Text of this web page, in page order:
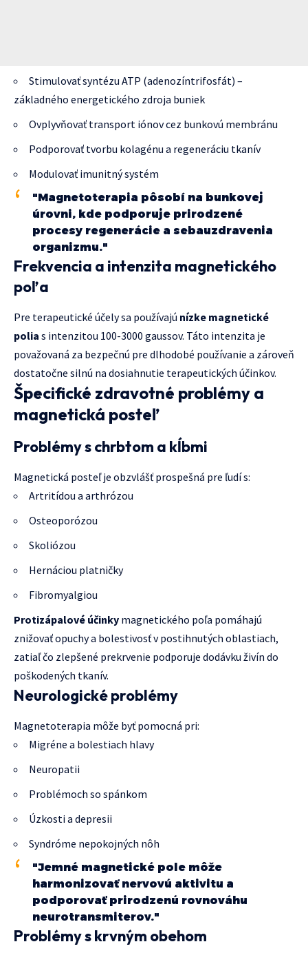
Stimulovať syntézu ATP (adenozíntrifosfát) –
základného energetického zdroja buniek
Ovplyvňovať transport iónov cez bunkovú membránu
Podporovať tvorbu kolagénu a regeneráciu tkanív
Modulovať imunitný systém
"Magnetoterapia pôsobí na bunkovej
úrovni, kde podporuje prirodzené
procesy regenerácie a sebauzdravenia
organizmu."
Frekvencia a intenzita magnetického
poľa
Pre terapeutické účely sa používajú nízke magnetické
polia s intenzitou 100-3000 gaussov. Táto intenzita je
považovaná za bezpečnú pre dlhodobé používanie a zároveň
dostatočne silnú na dosiahnutie terapeutických účinkov.
Špecifické zdravotné problémy a
magnetická posteľ
Problémy s chrbtom a kĺbmi
Magnetická posteľ je obzvlášť prospešná pre ľudí s:
Artritídou a arthrózou
Osteoporózou
Skoliózou
Hernáciou platničky
Fibromyalgiou
Protizápalové účinky magnetického poľa pomáhajú
znižovať opuchy a bolestivosť v postihnutých oblastiach,
zatiaľ čo zlepšené prekrvenie podporuje dodávku živín do
poškodených tkanív.
Neurologické problémy
Magnetoterapia môže byť pomocná pri:
Migréne a bolestiach hlavy
Neuropatii
Problémoch so spánkom
Úzkosti a depresii
Syndróme nepokojných nôh
"Jemné magnetické pole môže
harmonizovať nervovú aktivitu a
podporovať prirodzenú rovnováhu
neurotransmiterov."
Problémy s krvným obehom